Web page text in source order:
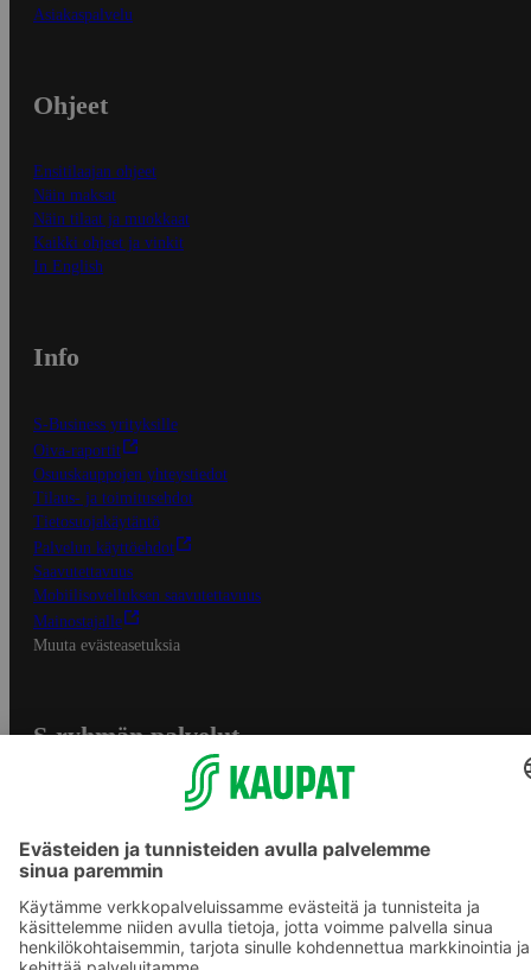
Asiakaspalvelu
Ohjeet
Ensitilaajan ohjeet
Näin maksat
Näin tilaat ja muokkaat
Kaikki ohjeet ja vinkit
In English
Info
S-Business yrityksille
Oiva-raportit
Osuuskauppojen yhteystiedot
Tilaus- ja toimitusehdot
Tietosuojakäytäntö
Palvelun käyttöehdot
Saavutettavuus
Mobiilisovelluksen saavutettavuus
Mainostajalle
Muuta evästeasetuksia
S-ryhmän palvelut
Yhteishyvä Ruoka -sovellus
S-ostoslista -sovellus
Prisma.fi
Sokos.fi
S-Pankki